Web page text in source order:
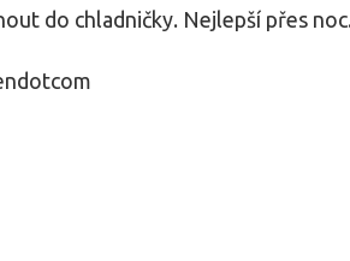
do chladničky. Nejlepší přes